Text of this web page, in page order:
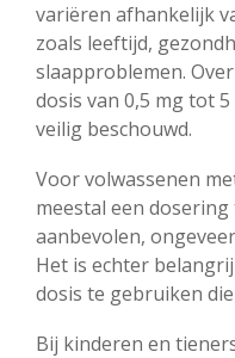
variëren afhankelijk
zoals leeftijd,
slaapproblemen.
dosis van 0,5 mg tot
veilig beschouwd.
Voor volwassenen
meestal een
aanbevolen,
Het is echter
dosis te gebruiken
Bij kinderen en